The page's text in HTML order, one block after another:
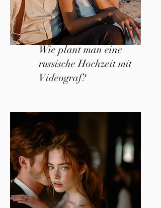
Wie plant man eine
russische Hochzeit mit
Videograf?